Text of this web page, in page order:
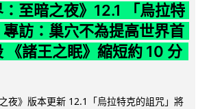
：至暗之夜》12.1 「烏拉特
訪：巢穴不為提高世界首
《諸王之眠》縮短約 10 分
夜》版本更新 12.1「烏拉特克的詛咒」將